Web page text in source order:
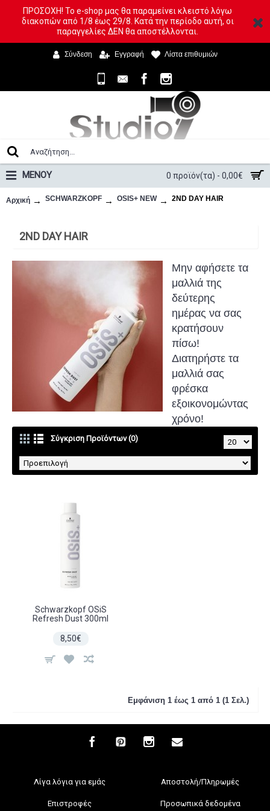
ΠΡΟΣΟΧΗ! Το e-shop μας θα παραμείνει κλειστό λόγω
διακοπών από 1/8 έως 29/8. Κατά την περίοδο αυτή, οι
παραγγελίες ΔΕΝ θα αποστέλλονται.
Σύνδεση Εγγραφή Λίστα επιθυμιών
0 προϊόν(τα) - 0,00€
ΜΕΝΟΥ
Αρχική SCHWARZKOPF OSIS+ NEW 2ND DAY HAIR
2ND DAY HAIR
Μην αφήσετε τα
μαλλιά της
δεύτερης
ημέρας να σας
κρατήσουν
πίσω!
Διατηρήστε τα
μαλλιά σας
φρέσκα
εξοικονομώντας
χρόνο!
Σύγκριση Προϊόντων (0)
Schwarzkopf OSiS
Refresh Dust 300ml
8,50€
Εμφάνιση 1 έως 1 από 1 (1 Σελ.)
Λίγα λόγια για εμάς Αποστολή/Πληρωμές
Επιστροφές Προσωπικά δεδομένα